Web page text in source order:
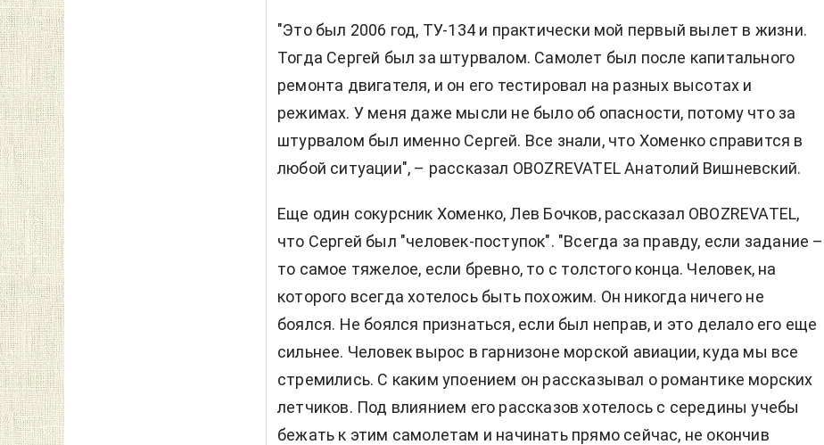
"Это был 2006 год, ТУ-134 и практически мой первый вылет в жизни.
Тогда Сергей был за штурвалом. Самолет был после капитального
ремонта двигателя, и он его тестировал на разных высотах и
режимах. У меня даже мысли не было об опасности, потому что за
штурвалом был именно Сергей. Все знали, что Хоменко справится в
любой ситуации", – рассказал OBOZREVATEL Анатолий Вишневский.
Еще один сокурсник Хоменко, Лев Бочков, рассказал OBOZREVATEL,
что Сергей был "человек-поступок". "Всегда за правду, если задание –
то самое тяжелое, если бревно, то с толстого конца. Человек, на
которого всегда хотелось быть похожим. Он никогда ничего не
боялся. Не боялся признаться, если был неправ, и это делало его еще
сильнее. Человек вырос в гарнизоне морской авиации, куда мы все
стремились. С каким упоением он рассказывал о романтике морских
летчиков. Под влиянием его рассказов хотелось с середины учебы
бежать к этим самолетам и начинать прямо сейчас, не окончив